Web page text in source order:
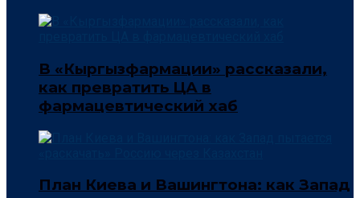
В «Кыргызфармации» рассказали,
как превратить ЦА в
фармацевтический хаб
План Киева и Вашингтона: как Запад